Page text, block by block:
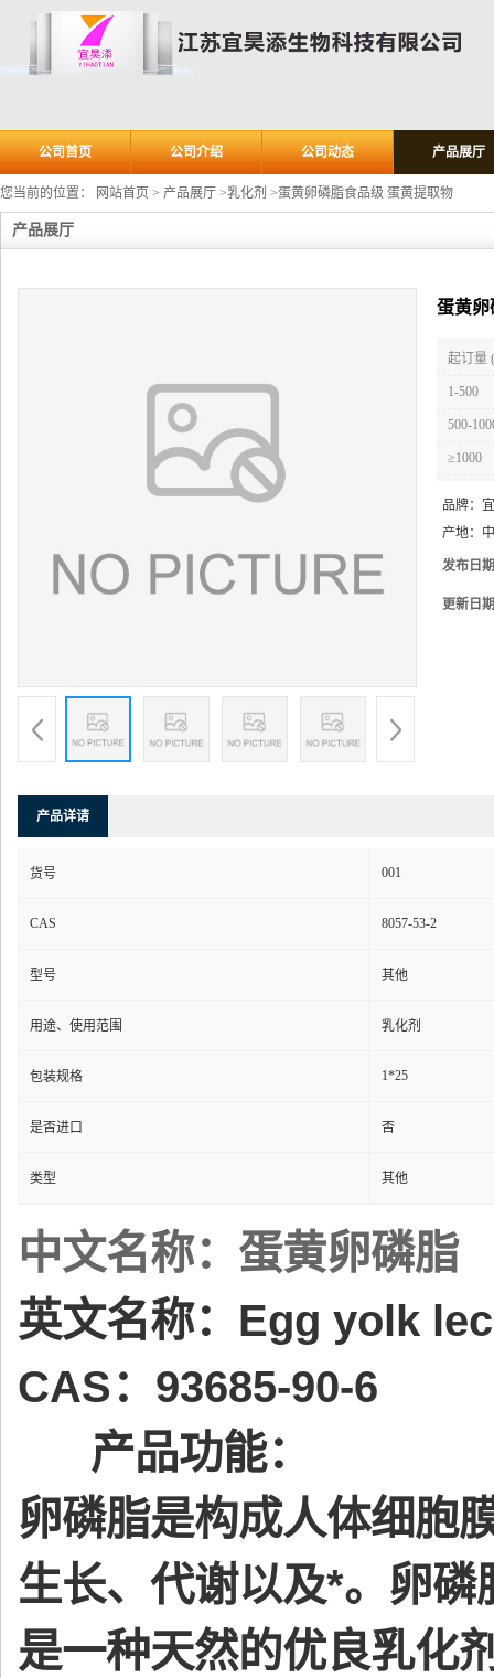
公司首页 公司介绍 公司动态 产品展厅
您当前的位置： 网站首页 > 产品展厅 >乳化剂 >蛋黄卵磷脂食品级 蛋黄提取物
产品展厅
蛋黄卵
起订量
1-500
500-
≥1000
品牌：
产地：
发布日
更新日
产品详请
货号 001
CAS 8057-53-2
型号 其他
用途、使用范围 乳化剂
包装规格 1*25
是否进口 否
类型 其他
中文名称：蛋黄卵磷脂
英文名称：Egg yolk
CAS：93685-90-6
产品功能：
卵磷脂是构成人体细胞
生长、代谢以及*。卵
是一种天然的优良乳化